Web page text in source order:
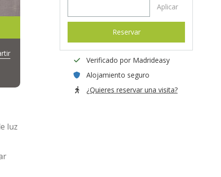
luz
Aplicar
Reservar
Verificado por Madrideasy
Alojamiento seguro
¿Quieres reservar una visita?